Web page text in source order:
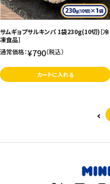
酒類
日用品
ギフト
セール
サムギョプサルキンパ 1袋230g(10切)［冷
凍食品］
通常価格：¥790（税込）
カートに入れる